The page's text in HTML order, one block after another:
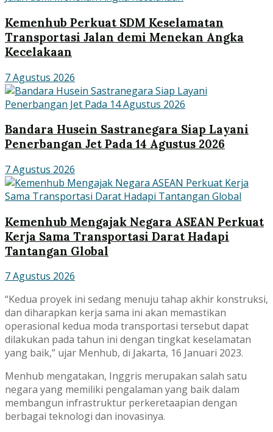
Kemenhub Perkuat SDM Keselamatan
Transportasi Jalan demi Menekan Angka
Kecelakaan
7 Agustus 2026
Bandara Husein Sastranegara Siap Layani
Penerbangan Jet Pada 14 Agustus 2026
7 Agustus 2026
Kemenhub Mengajak Negara ASEAN Perkuat
Kerja Sama Transportasi Darat Hadapi
Tantangan Global
7 Agustus 2026
“Kedua proyek ini sedang menuju tahap akhir konstruksi,
dan diharapkan kerja sama ini akan memastikan
operasional kedua moda transportasi tersebut dapat
dilakukan pada tahun ini dengan tingkat keselamatan
yang baik,” ujar Menhub, di Jakarta, 16 Januari 2023.
Menhub mengatakan, Inggris merupakan salah satu
negara yang memiliki pengalaman yang baik dalam
membangun infrastruktur perkeretaapian dengan
berbagai teknologi dan inovasinya.